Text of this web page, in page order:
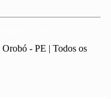
- PE | Todos os